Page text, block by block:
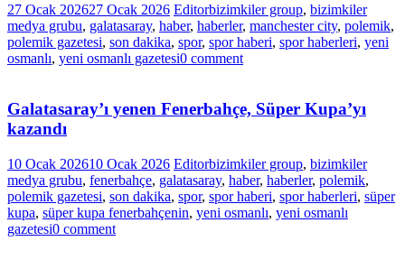
27 Ocak 202627 Ocak 2026 Editorbizimkiler group, bizimkiler
medya grubu, galatasaray, haber, haberler, manchester city, polemik,
polemik gazetesi, son dakika, spor, spor haberi, spor haberleri, yeni
osmanlı, yeni osmanlı gazetesi0 comment
Galatasaray’ı yenen Fenerbahçe, Süper Kupa’yı
kazandı
10 Ocak 202610 Ocak 2026 Editorbizimkiler group, bizimkiler
medya grubu, fenerbahçe, galatasaray, haber, haberler, polemik,
polemik gazetesi, son dakika, spor, spor haberi, spor haberleri, süper
kupa, süper kupa fenerbahçenin, yeni osmanlı, yeni osmanlı
gazetesi0 comment